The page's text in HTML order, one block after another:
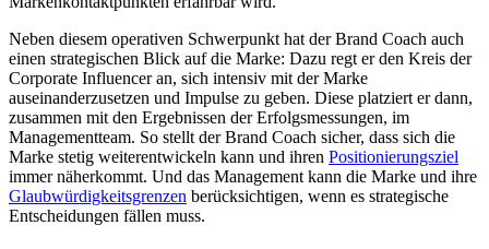
Neben diesem operativen Schwerpunkt hat der Brand Coach auch
einen strategischen Blick auf die Marke: Dazu regt er den Kreis der
Corporate Influencer an, sich intensiv mit der Marke
auseinanderzusetzen und Impulse zu geben. Diese platziert er dann,
zusammen mit den Ergebnissen der Erfolgsmessungen, im
Managementteam. So stellt der Brand Coach sicher, dass sich die
Marke stetig weiterentwickeln kann und ihren Positionierungsziel
immer näherkommt. Und das Management kann die Marke und ihre
Glaubwürdigkeitsgrenzen berücksichtigen, wenn es strategische
Entscheidungen fällen muss.